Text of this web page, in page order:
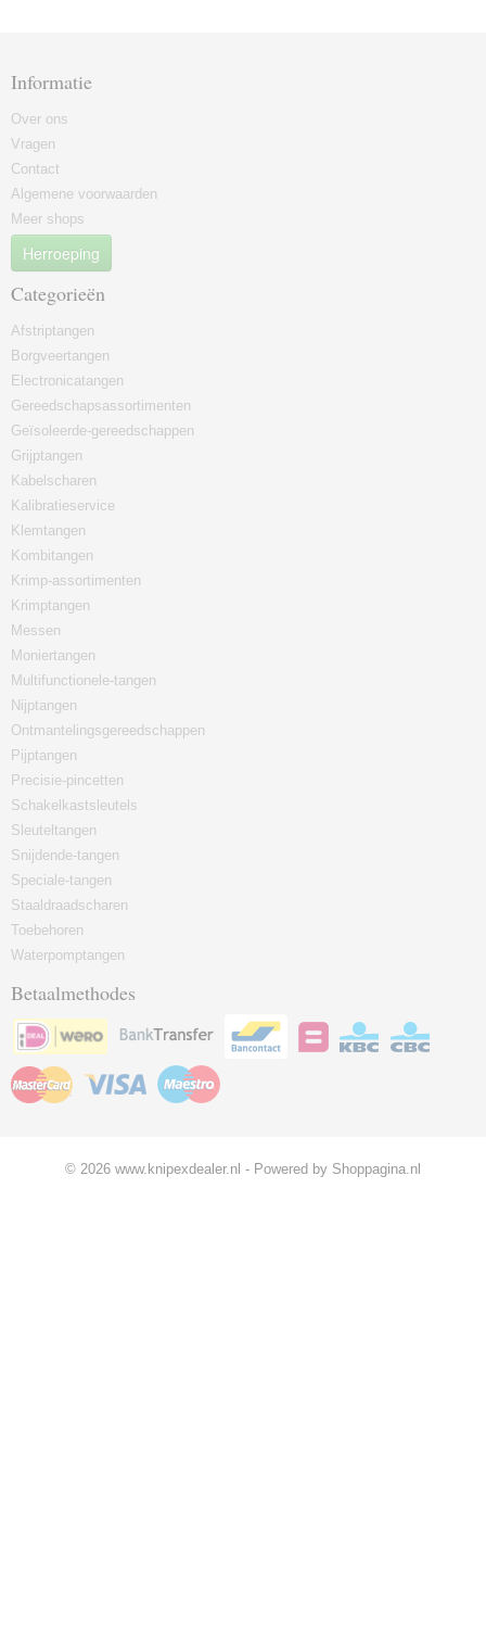
Informatie
Over ons
Vragen
Contact
Algemene voorwaarden
Meer shops
Herroeping
Categorieën
Afstriptangen
Borgveertangen
Electronicatangen
Gereedschapsassortimenten
Geïsoleerde-gereedschappen
Grijptangen
Kabelscharen
Kalibratieservice
Klemtangen
Kombitangen
Krimp-assortimenten
Krimptangen
Messen
Moniertangen
Multifunctionele-tangen
Nijptangen
Ontmantelingsgereedschappen
Pijptangen
Precisie-pincetten
Schakelkastsleutels
Sleuteltangen
Snijdende-tangen
Speciale-tangen
Staaldraadscharen
Toebehoren
Waterpomptangen
Betaalmethodes
© 2026 www.knipexdealer.nl - Powered by Shoppagina.nl